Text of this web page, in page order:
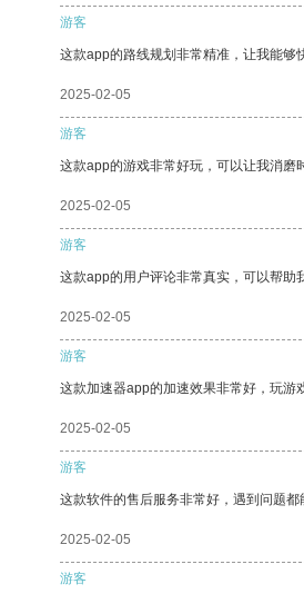
游客
这款app的路线规划非常精准，让我能够
2025-02-05
游客
这款app的游戏非常好玩，可以让我消磨
2025-02-05
游客
这款app的用户评论非常真实，可以帮助
2025-02-05
游客
这款加速器app的加速效果非常好，玩游
2025-02-05
游客
这款软件的售后服务非常好，遇到问题都
2025-02-05
游客